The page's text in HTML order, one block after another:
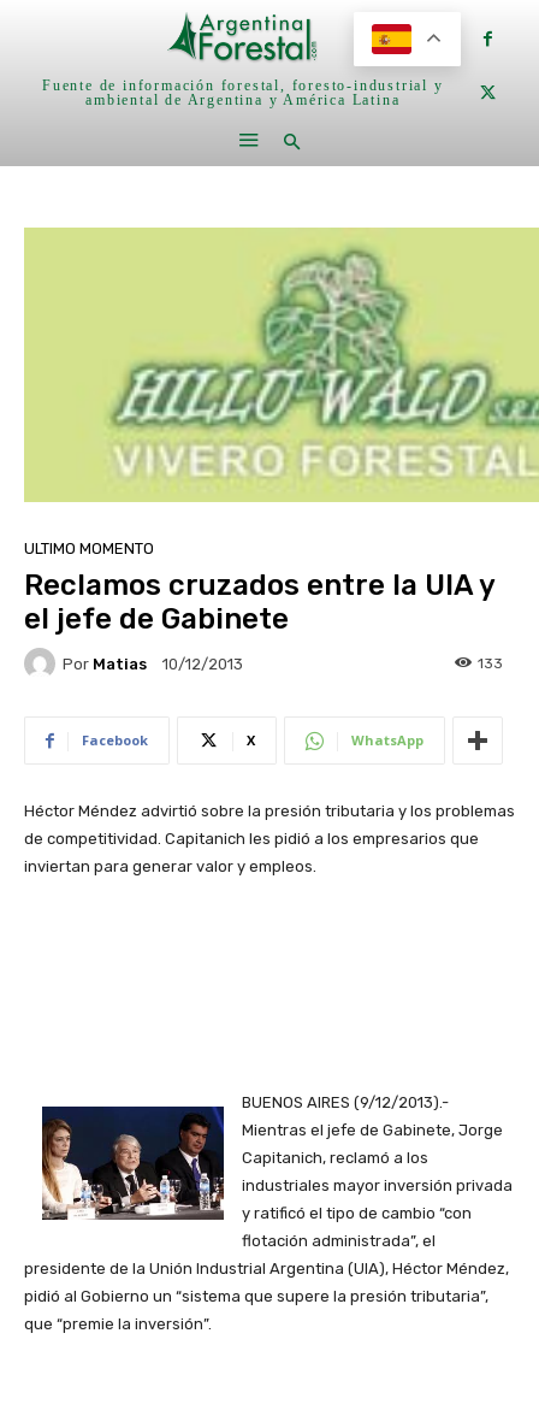
Fuente de información forestal, foresto-industrial y
ambiental de Argentina y América Latina
ULTIMO MOMENTO
Reclamos cruzados entre la UIA y
el jefe de Gabinete
Por Matias 10/12/2013 133
Facebook X WhatsApp
Héctor Méndez advirtió sobre la presión tributaria y los problemas
de competitividad. Capitanich les pidió a los empresarios que
inviertan para generar valor y empleos.
BUENOS AIRES (9/12/2013).-
Mientras el jefe de Gabinete, Jorge
Capitanich, reclamó a los
industriales mayor inversión privada
y ratificó el tipo de cambio “con
flotación administrada”, el
presidente de la Unión Industrial Argentina (UIA), Héctor Méndez,
pidió al Gobierno un “sistema que supere la presión tributaria”,
que “premie la inversión”.